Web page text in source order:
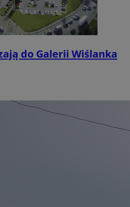
do Galerii Wiślanka